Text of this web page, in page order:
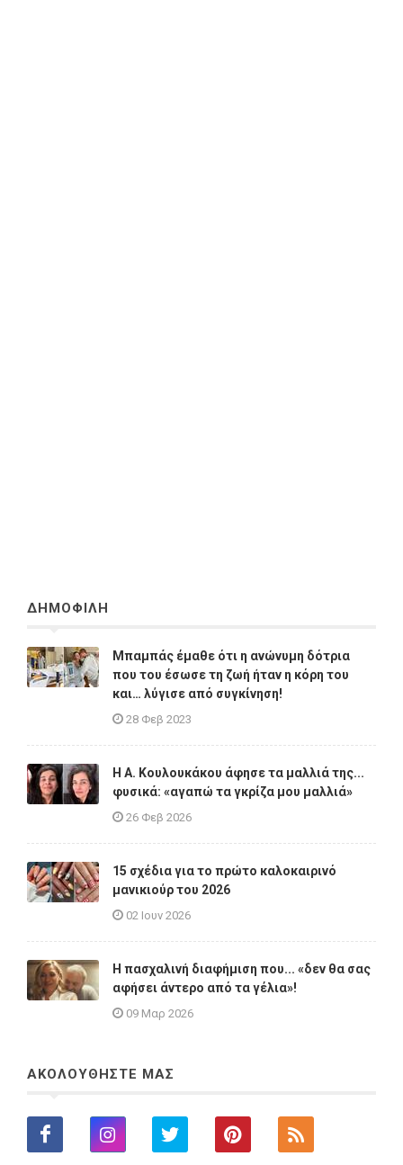
ΔΗΜΟΦΙΛΗ
Μπαμπάς έμαθε ότι η ανώνυμη δότρια
που του έσωσε τη ζωή ήταν η κόρη του
και… λύγισε από συγκίνηση!
28 Φεβ 2023
Η A. Κουλουκάκου άφησε τα μαλλιά της...
φυσικά: «αγαπώ τα γκρίζα μου μαλλιά»
26 Φεβ 2026
15 σχέδια για το πρώτο καλοκαιρινό
μανικιούρ του 2026
02 Ιουν 2026
Η πασχαλινή διαφήμιση που... «δεν θα σας
αφήσει άντερο από τα γέλια»!
09 Μαρ 2026
ΑΚΟΛΟΥΘΗΣΤΕ ΜΑΣ